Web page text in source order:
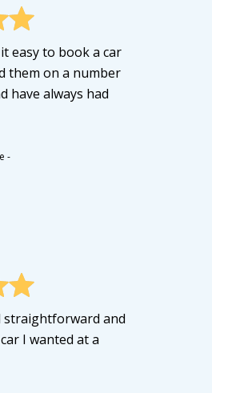
easy to book a car
them on a number
have always had
-
straightforward and
I wanted at a